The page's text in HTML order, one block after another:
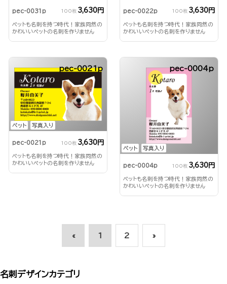
pec-0031p 100枚 3,630円
ペットも名刺を持つ時代！家族同然の
かわいいペットの名刺を作りません
pec-0022p 100枚 3,630円
ペットも名刺を持つ時代！家族同然の
かわいいペットの名刺を作りません
ペット 写真入り
pec-0021p
pec-0021p 100枚 3,630円
ペットも名刺を持つ時代！家族同然の
かわいいペットの名刺を作りません
ペット 写真入り
pec-0004p
pec-0004p 100枚 3,630円
ペットも名刺を持つ時代！家族同然の
かわいいペットの名刺を作りません
« 1 2 »
名刺デザインカテゴリ